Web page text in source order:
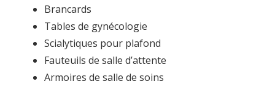
Brancards
Tables de gynécologie
Scialytiques pour plafond
Fauteuils de salle d’attente
Armoires de salle de soins